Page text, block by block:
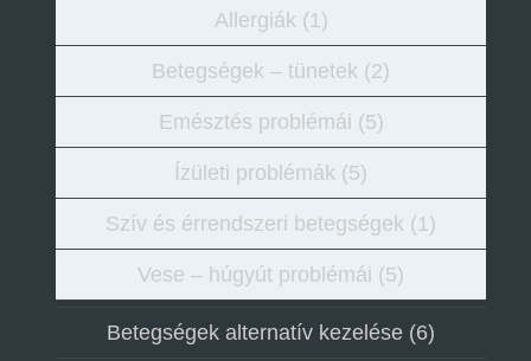
Allergiák (1)
Betegségek – tünetek (2)
Emésztés problémái (5)
Ízületi problémák (5)
Szív és érrendszeri betegségek (1)
Vese – húgyút problémái (5)
Betegségek alternatív kezelése (6)